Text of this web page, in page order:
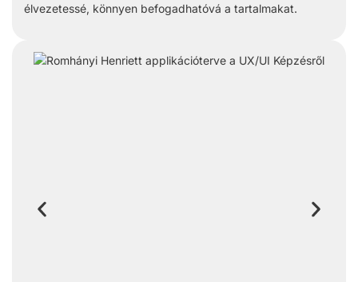
élvezetessé, könnyen befogadhatóvá a tartalmakat.